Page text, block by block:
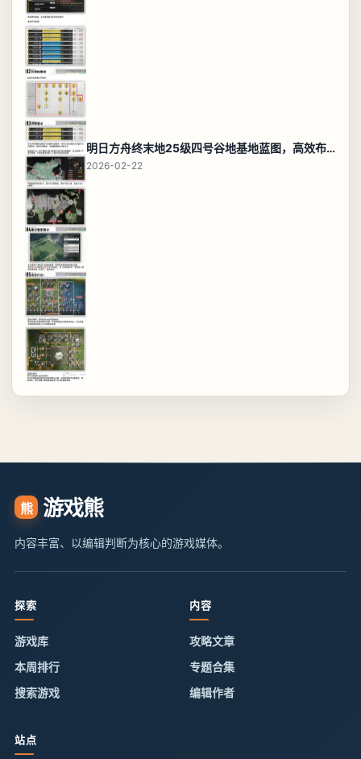
明日方舟终末地25级四号谷地基地蓝图，高效布局规划
2026-02-22
熊 游戏熊
内容丰富、以编辑判断为核心的游戏媒体。
探索
游戏库
本周排行
搜索游戏
内容
攻略文章
专题合集
编辑作者
站点